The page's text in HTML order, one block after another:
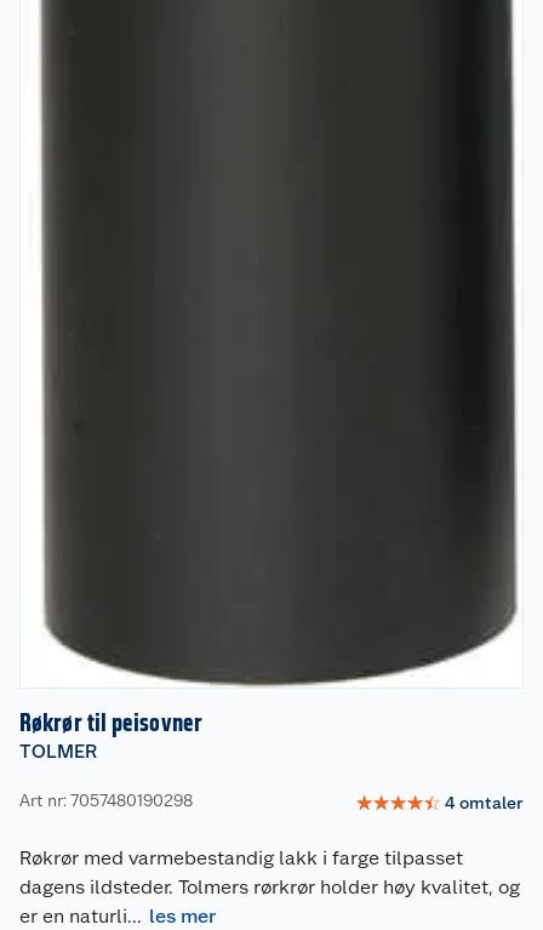
Røkrør til peisovner
TOLMER
Art nr: 7057480190298 ☆☆☆☆☆ 4omtaler
Røkrør med varmebestandig lakk i farge tilpasset
dagens ildsteder. Tolmers rørkrør holder høy kvalitet, og
er en naturli... les mer